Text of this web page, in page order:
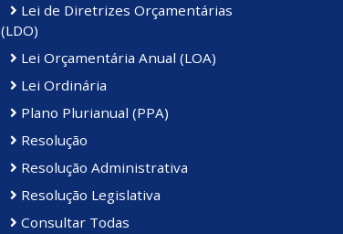
Lei de Diretrizes Orçamentárias
(LDO)
Lei Orçamentária Anual (LOA)
Lei Ordinária
Plano Plurianual (PPA)
Resolução
Resolução Administrativa
Resolução Legislativa
Consultar Todas